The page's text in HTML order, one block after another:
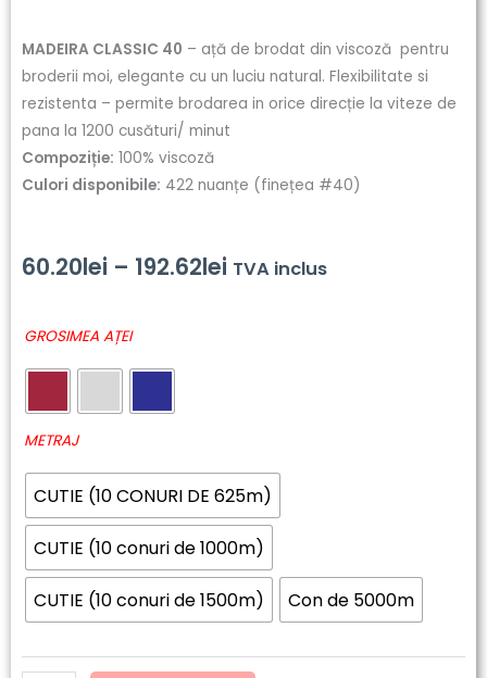
MADEIRA CLASSIC 40 – ață de brodat din viscoză pentru
broderii moi, elegante cu un luciu natural. Flexibilitate si
rezistenta – permite brodarea in orice direcție la viteze de
pana la 1200 cusături/ minut
Compoziție: 100% viscoză
Culori disponibile: 422 nuanțe (finețea #40)
60.20lei – 192.62lei Interval
la
192.62lei
TVA inclus
GROSIMEA AȚEI
METRAJ
CUTIE (10 CONURI DE 625m)
CUTIE (10 conuri de 1000m)
CUTIE (10 conuri de 1500m) Con de 5000m
Cantitate
MADEIRA
Classic